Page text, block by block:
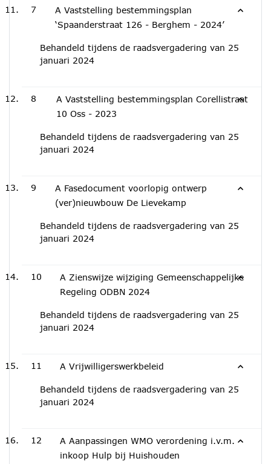
7
A Vaststelling bestemmingsplan
‘Spaanderstraat 126 - Berghem - 2024’
Behandeld tijdens de raadsvergadering van 25
januari 2024
8
A Vaststelling bestemmingsplan Corellistraat
10 Oss - 2023
Behandeld tijdens de raadsvergadering van 25
januari 2024
9
A Fasedocument voorlopig ontwerp
(ver)nieuwbouw De Lievekamp
Behandeld tijdens de raadsvergadering van 25
januari 2024
10
A Zienswijze wijziging Gemeenschappelijke
Regeling ODBN 2024
Behandeld tijdens de raadsvergadering van 25
januari 2024
11 A Vrijwilligerswerkbeleid
Behandeld tijdens de raadsvergadering van 25
januari 2024
12
A Aanpassingen WMO verordening i.v.m.
inkoop Hulp bij Huishouden